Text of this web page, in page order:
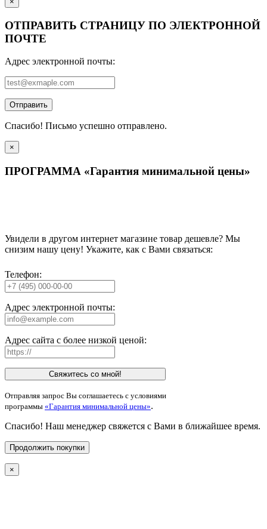
ОТПРАВИТЬ СТРАНИЦУ ПО ЭЛЕКТРОННОЙ
ПОЧТЕ
Адрес электронной почты:
Отправить
Спасибо! Письмо успешно отправлено.
×
ПРОГРАММА «Гарантия минимальной цены»
Увидели в другом интернет магазине товар дешевле? Мы
снизим нашу цену! Укажите, как с Вами связаться:
Телефон:
Адрес электронной почты:
Адрес сайта с более низкой ценой:
Свяжитесь со мной!
Отправляя запрос Вы соглашаетесь с условиями
программы «Гарантия минимальной цены».
Спасибо! Наш менеджер свяжется с Вами в ближайшее время.
Продолжить покупки
×